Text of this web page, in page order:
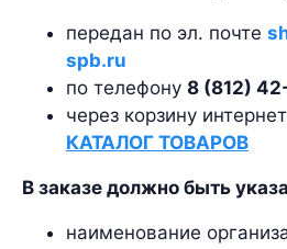
передан по эл. почте
spb.ru
по телефону 8 (812)
через корзину
КАТАЛОГ ТОВАРОВ
В заказе должно быть
наименование